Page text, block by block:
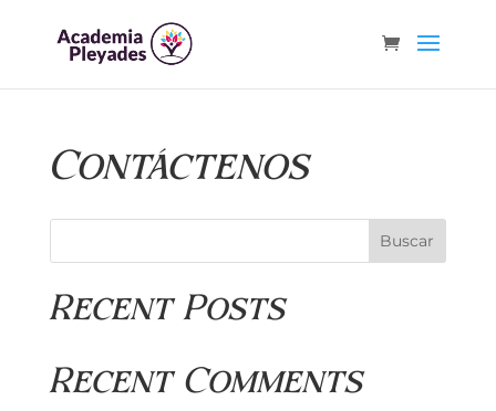
Contáctenos
Buscar
Recent Posts
Recent Comments